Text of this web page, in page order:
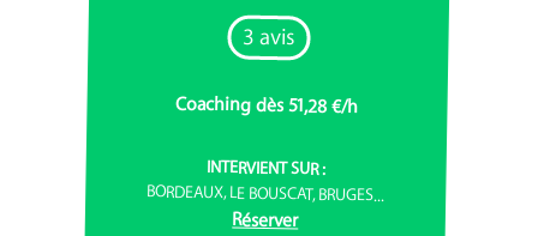
3 avis
Coaching dès 51,28 €/h
INTERVIENT SUR :
BORDEAUX, LE BOUSCAT, BRUGES...
Réserver